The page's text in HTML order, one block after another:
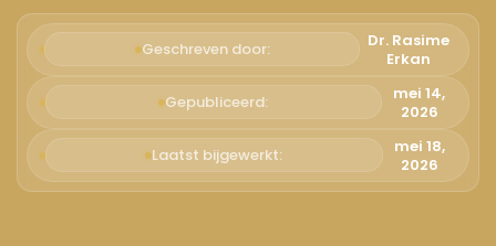
Italiano
Русский
Български
Geschreven door:
Dr. Rasime
Erkan
Gepubliceerd:
mei 14,
2026
Laatst bijgewerkt:
mei 18,
2026